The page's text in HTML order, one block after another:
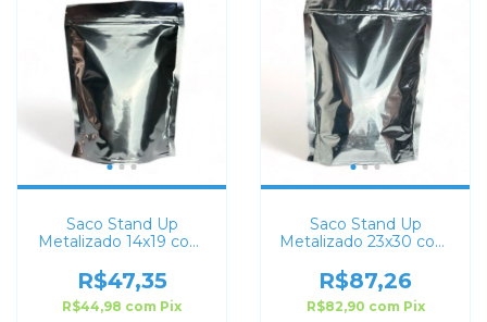
Saco Stand Up
Metalizado 14x19 com
R$47,35
R$44,98 com Pix
Saco Stand Up
Metalizado 23x30 com
R$87,26
R$82,90 com Pix